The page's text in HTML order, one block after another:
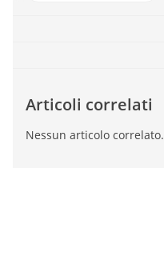
Articoli correlati
Nessun articolo correlato.